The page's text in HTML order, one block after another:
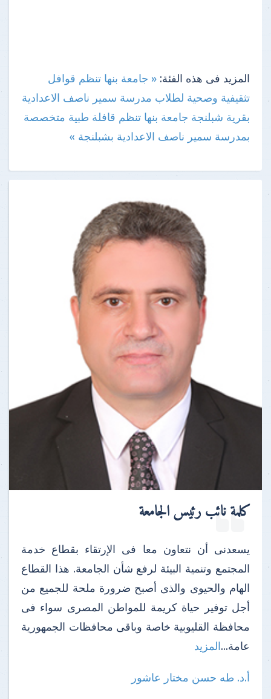
المزيد فى هذه الفئة: « جامعة بنها تنظم قوافل
تثقيفية وصحية لطلاب مدرسة سمير ناصف الاعدادية
بقرية شبلنجة جامعة بنها تنظم قافلة طبية متخصصة
بمدرسة سمير ناصف الاعدادية بشبلنجة »
كلمة نائب رئيس الجامعة
يسعدنى أن نتعاون معا فى الإرتقاء بقطاع خدمة
المجتمع وتنمية البيئة لرفع شأن الجامعة. هذا القطاع
الهام والحيوى والذى أصبح ضرورة ملحة للجميع من
أجل توفير حياة كريمة للمواطن المصرى سواء فى
محافظة القليوبية خاصة وباقى محافظات الجمهورية
عامة...المزيد
أ.د. طه حسن مختار عاشور